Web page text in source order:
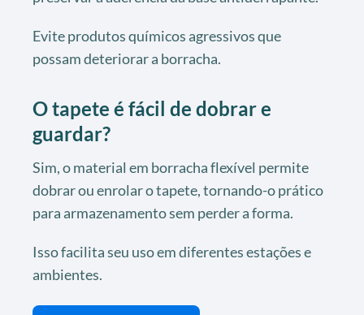
Evite produtos químicos agressivos que
possam deteriorar a borracha.
O tapete é fácil de dobrar e
guardar?
Sim, o material em borracha flexível permite
dobrar ou enrolar o tapete, tornando-o prático
para armazenamento sem perder a forma.
Isso facilita seu uso em diferentes estações e
ambientes.